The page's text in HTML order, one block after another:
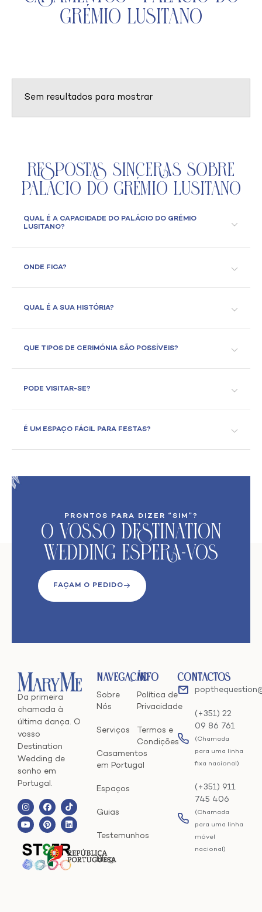
Grémio Lusitano
Sem resultados para mostrar
Respostas Sinceras Sobre
Palácio do Grémio Lusitano
QUAL É A CAPACIDADE DO PALÁCIO DO GRÉMIO
LUSITANO?
ONDE FICA?
QUAL É A SUA HISTÓRIA?
QUE TIPOS DE CERIMÓNIA SÃO POSSÍVEIS?
PODE VISITAR-SE?
É UM ESPAÇO FÁCIL PARA FESTAS?
PRONTOS PARA DIZER “SIM”?
O VoSso Destination
Wedding Espera-vos
FAÇAM O PEDIDO
Da primeira
chamada à
última dança. O
vosso
Destination
Wedding de
sonho em
Portugal.
Navegação
Sobre
Nós
Serviços
Casamentos
em Portugal
Espaços
Guias
Testemunhos
Blog
Info
Política de
Privacidade
Termos e
Condições
Contactos
(+351) 22
09 86 761
(Chamada
para uma linha
fixa nacional)
(+351) 911
745 406
(Chamada
para uma linha
móvel
nacional)